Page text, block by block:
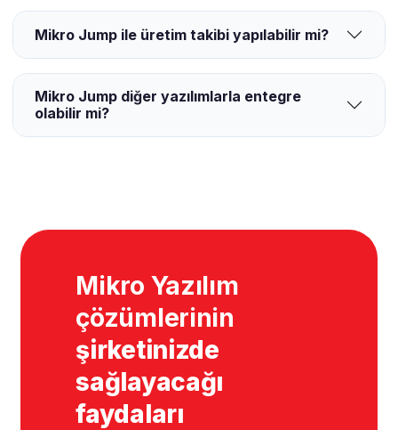
Mikro Jump ile üretim takibi yapılabilir mi?
Mikro Jump diğer yazılımlarla entegre
olabilir mi?
Mikro Yazılım
çözümlerinin
şirketinizde
sağlayacağı
faydaları